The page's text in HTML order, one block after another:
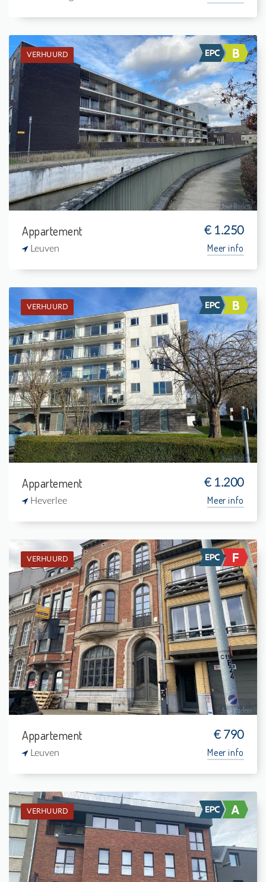
VERHUURD
Verhuurd: Gelijkvloers app.
2
14 m²
1
105 m²
Appartement € 1.250
Leuven Meer info
VERHUURD
Verhuurd: Appartement
2
-
1
94 m²
Appartement € 1.200
Heverlee Meer info
VERHUURD
Verhuurd: Studio
-
-
1
32 m²
Appartement € 790
Leuven Meer info
VERHUURD
Verhuurd: Appartement